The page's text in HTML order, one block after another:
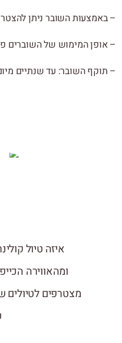
– באמצעות השובר ניתן
– אופן המימוש של השוברים
– תוקף השובר: עד שנתיים
איזה טיול
ומהאווירה
מצטרפים לטיולים